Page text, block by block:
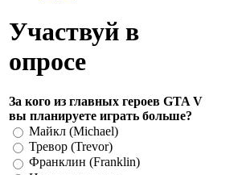
Участвуй в
опросе
За кого из главных героев GTA V
вы планируете играть больше?
Майкл (Michael)
Тревор (Trevor)
Франклин (Franklin)